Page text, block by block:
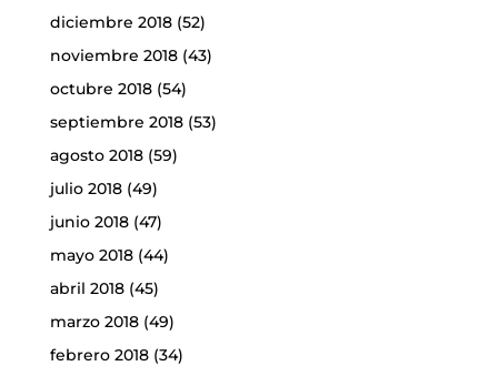
diciembre 2018(52)
noviembre 2018(43)
octubre 2018(54)
septiembre 2018(53)
agosto 2018(59)
julio 2018(49)
junio 2018(47)
mayo 2018(44)
abril 2018(45)
marzo 2018(49)
febrero 2018(34)